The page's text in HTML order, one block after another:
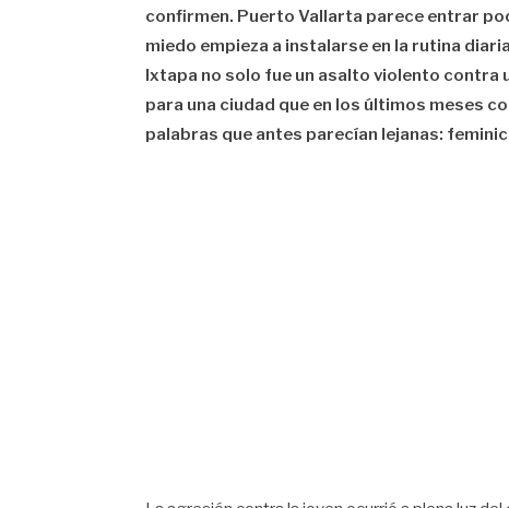
confirmen. Puerto Vallarta parece entrar
miedo empieza a instalarse en la rutina
Ixtapa no solo fue un asalto violento contra
para una ciudad que en los últimos meses
palabras que antes parecían lejanas: